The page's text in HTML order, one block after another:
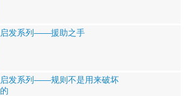
启发系列——援助之手
启发系列——规则不是用来破坏
的